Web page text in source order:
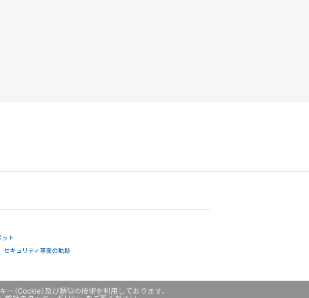
（Cookie）及び類似の技術を利用しております。
ット
セキュリティ事業の軌跡